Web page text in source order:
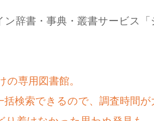
ン辞書・事典・叢書サービス
専用図書館。
検索できるので、調査時間